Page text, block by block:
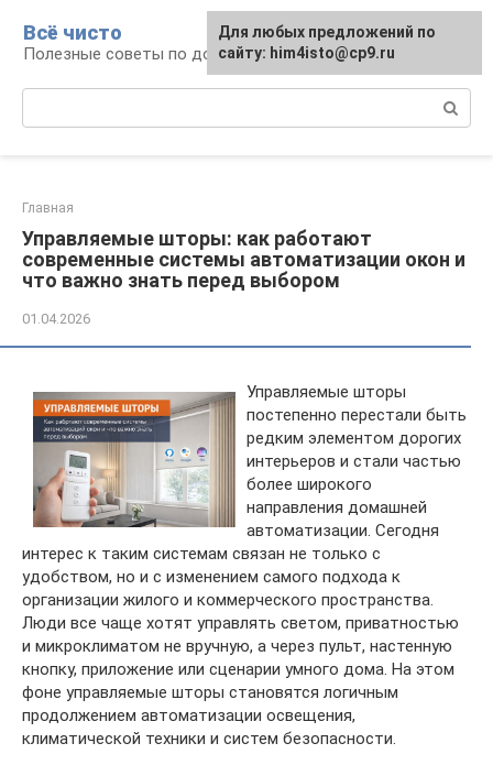
контенту
Всё чисто
Полезные советы по домоводству
Главная
Управляемые шторы: как работают
современные системы автоматизации окон и
что важно знать перед выбором
01.04.2026
Управляемые шторы
постепенно перестали быть
редким элементом дорогих
интерьеров и стали частью
более широкого
направления домашней
автоматизации. Сегодня
интерес к таким системам связан не только с
удобством, но и с изменением самого подхода к
организации жилого и коммерческого пространства.
Люди все чаще хотят управлять светом, приватностью
и микроклиматом не вручную, а через пульт, настенную
кнопку, приложение или сценарии умного дома. На этом
фоне управляемые шторы становятся логичным
продолжением автоматизации освещения,
климатической техники и систем безопасности.
Для любых предложений по
сайту: him4isto@cp9.ru